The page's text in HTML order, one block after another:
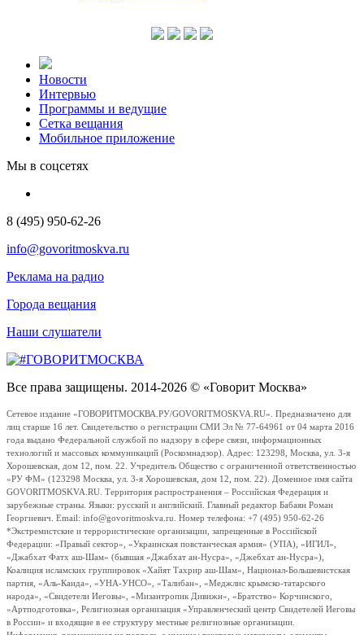
Новости
Интервью
Программы и ведущие
Сетка вещания
Мобильное приложение
Мы в соцсетях
8 (495) 950-62-26
info@govoritmoskva.ru
Реклама на радио
Города вещания
Наши слушатели
Все права защищены. 2014-2026 © «Говорит Москва»
Сетевое издание «ГОВОРИТМОСКВА.РУ/GOVORITMOSKVA.RU». Предназначено для
лиц старше 16 лет. Свидетельство о регистрации СМИ Эл № 77-64961 от 04 марта 2016
года выдано Федеральной службой по надзору в сфере связи, информационных
технологий и массовых коммуникаций (Роскомнадзор). Адрес: 123298, Москва, ул. 3-я
Хорошевская, дом 12, пом. 22. Учредитель Общество с ограниченной ответственностью
«РУ ФМ» (123298 Москва, ул. 3-я Хорошевская, дом 12, пом. 22). Доменное имя сайта
GOVORITMOSKVA.RU. Территория распространения – Российская Федерация и
зарубежные страны. Языки: русский и английский. Главный редактор Бабаян Роман
Георгиевич. Email: info@govoritmoskva.ru. Номер телефона: +7 (495) 950-62-26
*Экстремистские и террористические организации, запрещенные в Российской
Федерации: «Правый сектор», «Украинская повстанческая армия» (УПА), «ИГИЛ»,
«Джабхат Фатх аш-Шам» (бывшая «Джабхат ан-Нусра», «Джебхат ан-Нусра»),
Коалиция исламских группировок «Хайят Тахрир аш-Шам», Национал-Большевистская
партия, «Аль-Каида», «УНА-УНСО», «Талибан», «Меджлис крымско-татарского
народа», «Свидетели Иеговы», «Мизантропик Дивижн», «Братство» Корчинского,
«Артподготовка», Религиозная организация «Управленческий центр Свидетелей Иеговы
в России» и входящие в ее структуру местные религиозные организации.